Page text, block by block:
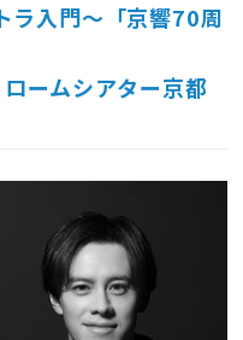
ラ入門〜「京響70周
ームシアター京都